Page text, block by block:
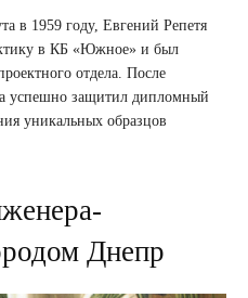
в 1959 году, Евгений Репетя
в КБ «Южное» и был
отдела. После
успешно защитил дипломный
уникальных образцов
Днепр